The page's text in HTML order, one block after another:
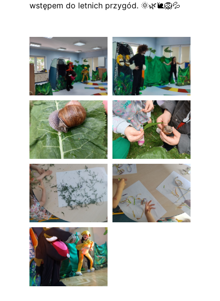
wstępem do letnich przygód. 🌞🌿🐌🦁💦